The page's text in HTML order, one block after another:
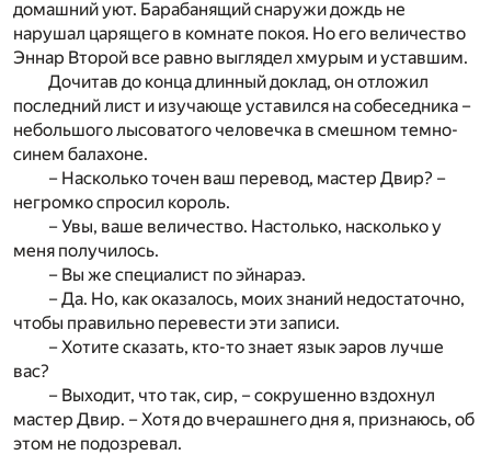
домашний уют. Барабанящий снаружи дождь не
нарушал царящего в комнате покоя. Но его величество
Эннар Второй все равно выглядел хмурым и уставшим.
Дочитав до конца длинный доклад, он отложил
последний лист и изучающе уставился на собеседника –
небольшого лысоватого человечка в смешном темно-
синем балахоне.
– Насколько точен ваш перевод, мастер Двир? –
негромко спросил король.
– Увы, ваше величество. Настолько, насколько у
меня получилось.
– Вы же специалист по эйнараэ.
– Да. Но, как оказалось, моих знаний недостаточно,
чтобы правильно перевести эти записи.
– Хотите сказать, кто-то знает язык эаров лучше
вас?
– Выходит, что так, сир, – сокрушенно вздохнул
мастер Двир. – Хотя до вчерашнего дня я, признаюсь, об
этом не подозревал.